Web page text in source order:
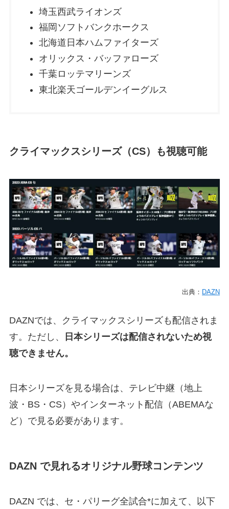
埼玉西武ライオンズ
福岡ソフトバンクホークス
北海道日本ハムファイターズ
オリックス・バッファローズ
千葉ロッテマリーンズ
東北楽天ゴールデンイーグルス
クライマックスシリーズ（CS）も視聴可能
出典： DAZN
DAZNでは、クライマックスシリーズも配信されま
す。ただし、
日本シリーズは配信されないため視
聴できません。
日本シリーズを見る場合は、テレビ中継（地上
波・BS・CS）やインターネット配信（ABEMAな
ど）で見る必要があります。
DAZN で見れるオリジナル野球コンテンツ
DAZN では、セ・パリーグ全試合*に加えて、以下